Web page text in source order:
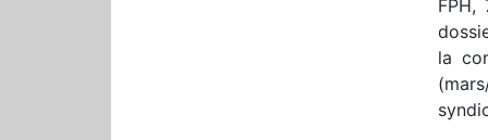
la